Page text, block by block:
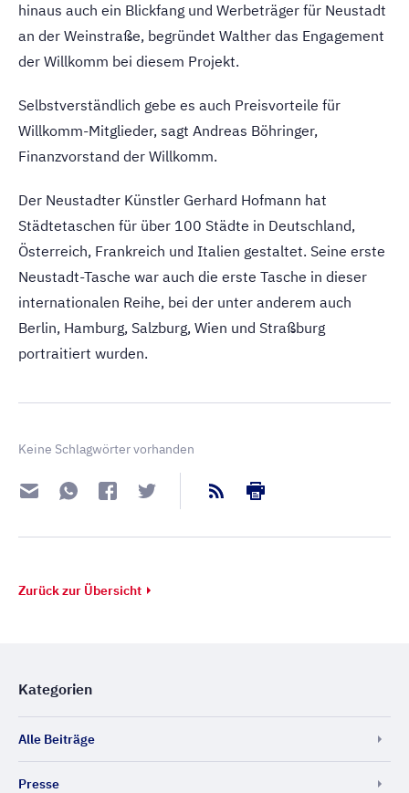
hinaus auch ein Blickfang und Werbeträger für Neustadt
an der Weinstraße, begründet Walther das Engagement
der Willkomm bei diesem Projekt.
Selbstverständlich gebe es auch Preisvorteile für
Willkomm-Mitglieder, sagt Andreas Böhringer,
Finanzvorstand der Willkomm.
Der Neustadter Künstler Gerhard Hofmann hat
Städtetaschen für über 100 Städte in Deutschland,
Österreich, Frankreich und Italien gestaltet. Seine erste
Neustadt-Tasche war auch die erste Tasche in dieser
internationalen Reihe, bei der unter anderem auch
Berlin, Hamburg, Salzburg, Wien und Straßburg
portraitiert wurden.
Keine Schlagwörter vorhanden
Zurück zur Übersicht
Kategorien
Alle Beiträge
Presse